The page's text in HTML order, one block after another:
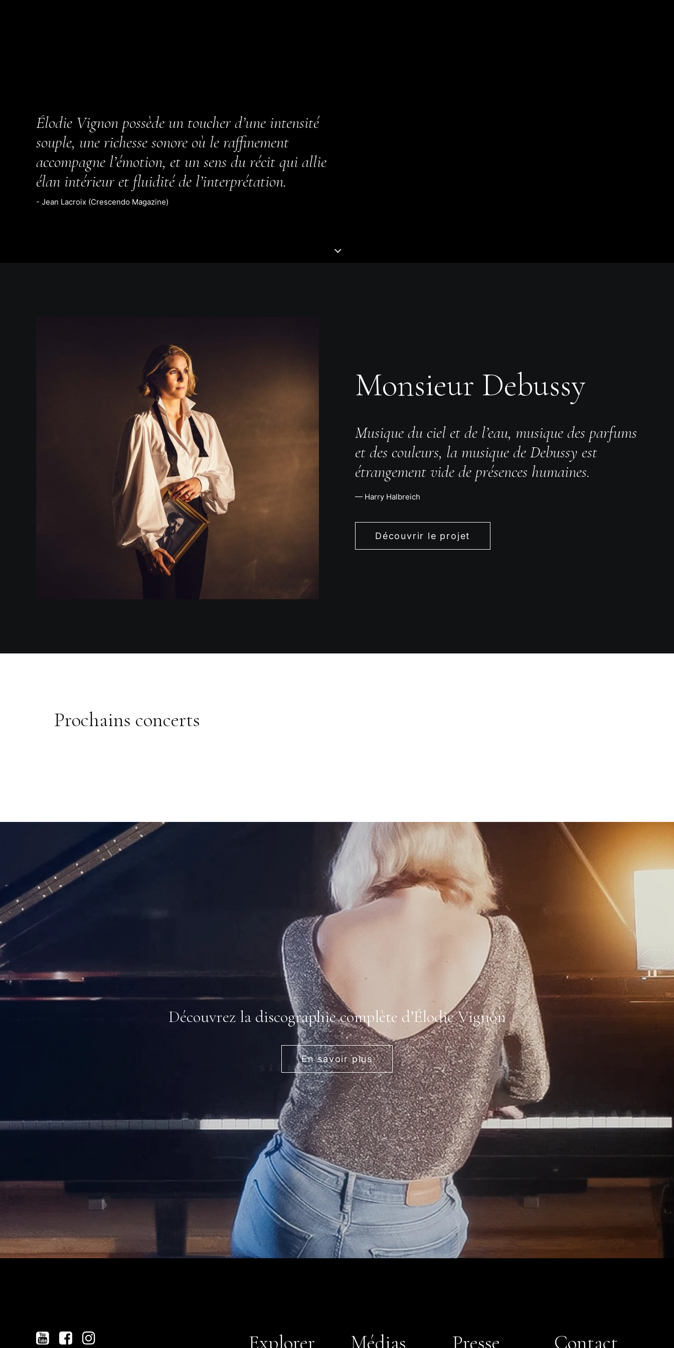
Élodie Vignon possède un toucher d’une intensité
souple, une richesse sonore où le raffinement
accompagne l’émotion, et un sens du récit qui allie
élan intérieur et fluidité de l’interprétation.
- Jean Lacroix (Crescendo Magazine)
Monsieur Debussy
Musique du ciel et de l’eau, musique des parfums
et des couleurs, la musique de Debussy est
étrangement vide de présences humaines.
— Harry Halbreich
Découvrir le projet
Prochains concerts
Découvrez la discographie complète d’Élodie Vignon
En savoir plus
Explorer Médias Presse Contact